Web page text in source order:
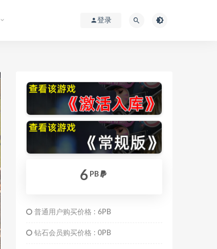
登录
6 PB
普通用户购买价格 : 6PB
钻石会员购买价格 : 0PB